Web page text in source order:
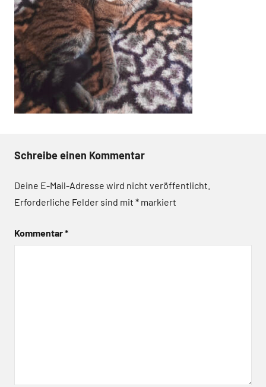
Schreibe einen Kommentar
Deine E-Mail-Adresse wird nicht veröffentlicht.
Erforderliche Felder sind mit * markiert
Kommentar*